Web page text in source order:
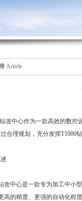
Article
中心作为一款高效的数控设
合理规划，充分发挥T1000
中心是一款专为加工中小型
高的精度、更强的自动化程